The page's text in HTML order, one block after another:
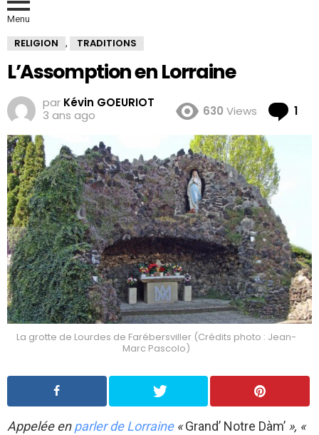
Menu
RELIGION , TRADITIONS
L’Assomption en Lorraine
par Kévin GOEURIOT
3 ans ago
630 Views 1
La grotte de Lourdes de Farébersviller (Crédits photo : Jean-
Marc Pascolo)
Appelée enparler de Lorraine «Grand’ Notre Dàm’ », «